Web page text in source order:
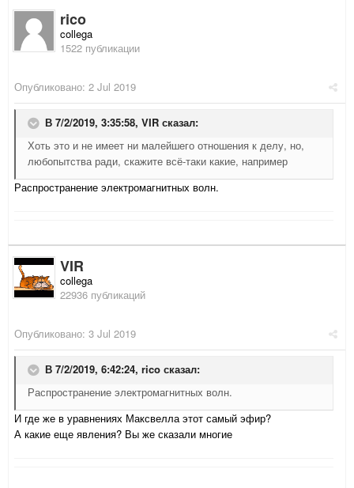
rico
collega
1522 публикации
Опубликовано: 2 Jul 2019
В 7/2/2019, 3:35:58, VIR сказал:
Хоть это и не имеет ни малейшего отношения к делу, но,
любопытства ради, скажите всё-таки какие, например
Распространение электромагнитных волн.
VIR
collega
22936 публикаций
Опубликовано: 3 Jul 2019
В 7/2/2019, 6:42:24, rico сказал:
Распространение электромагнитных волн.
И где же в уравнениях Максвелла этот самый эфир?
А какие еще явления? Вы же сказали многие